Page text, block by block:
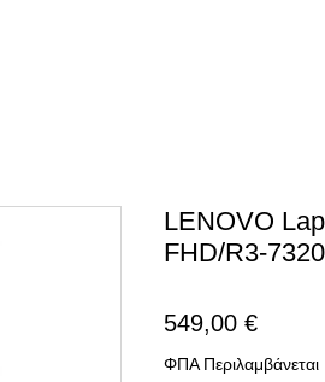
LENOVO
FHD/R3-
549,00 €Τιμή
ΦΠΑ Περιλαμβάνεται